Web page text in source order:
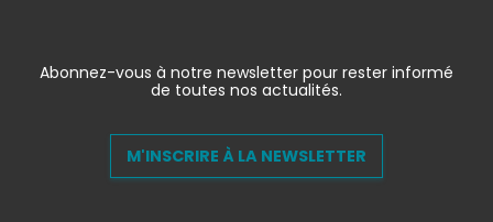
Abonnez-vous à notre newsletter pour rester informé
de toutes nos actualités.
M'INSCRIRE À LA NEWSLETTER